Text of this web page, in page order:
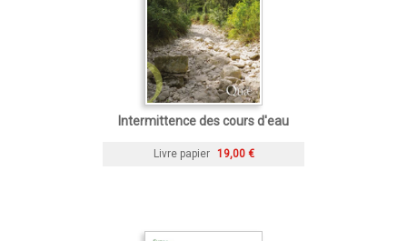
Intermittence des cours d'eau
Livre papier 19,00 €